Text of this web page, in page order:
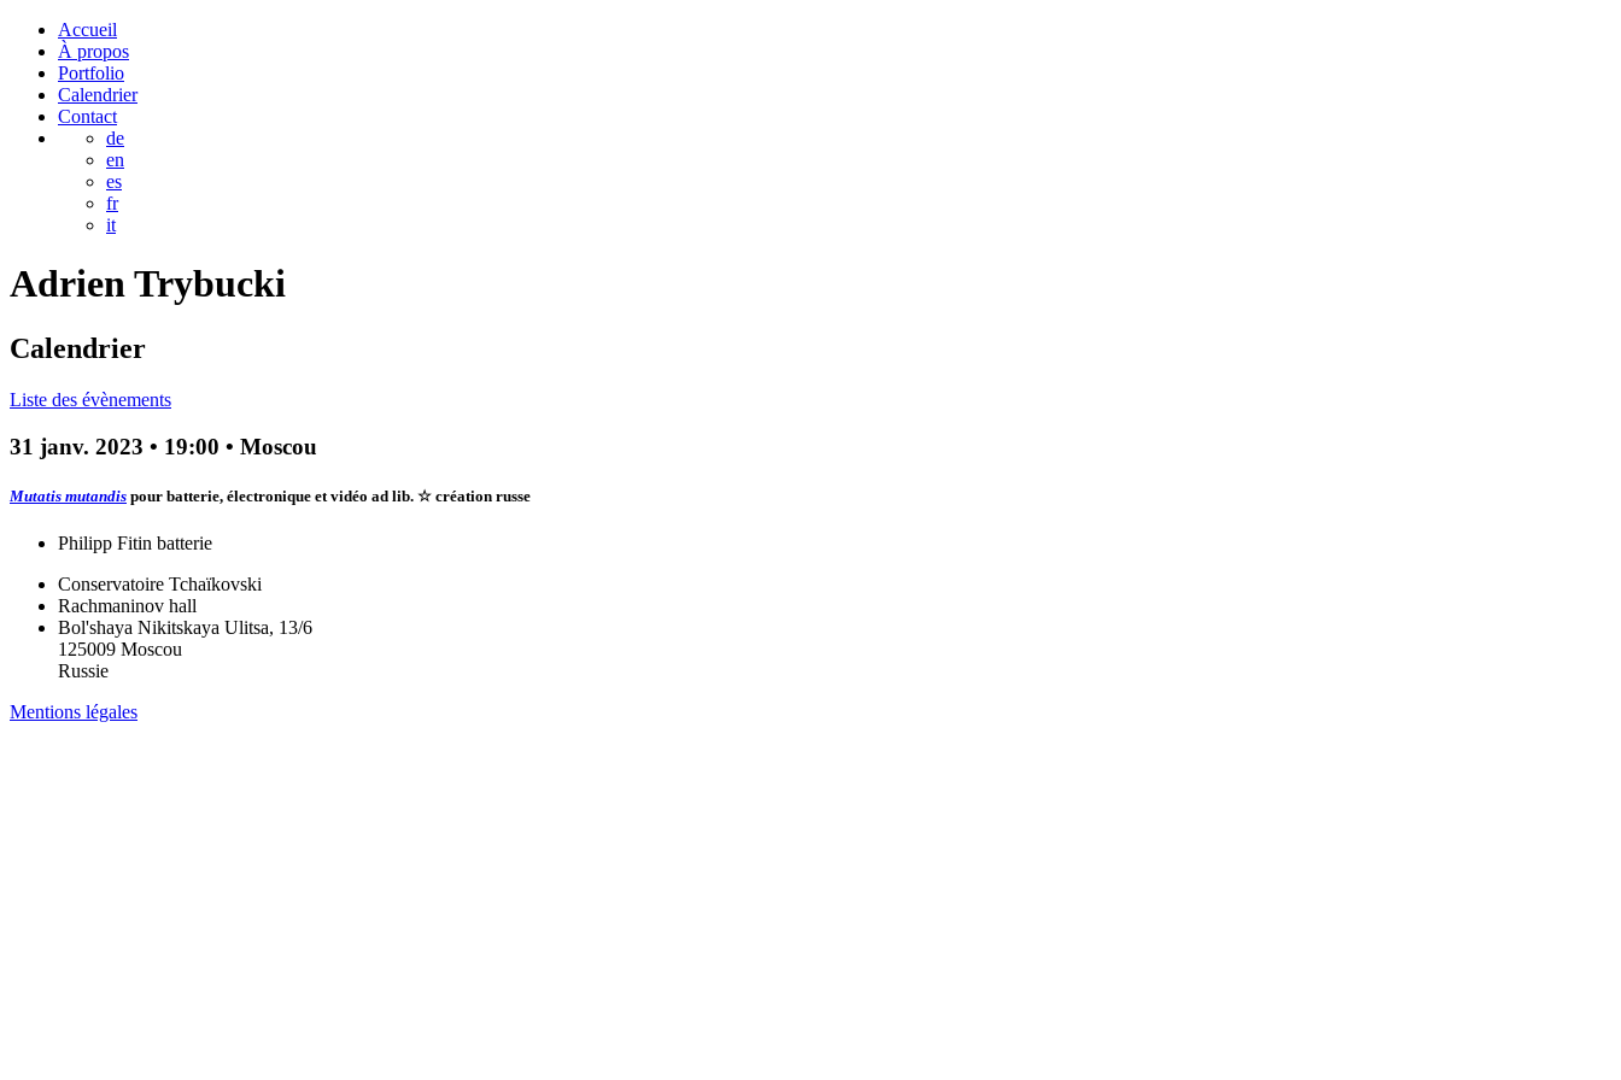
Accueil
À propos
Portfolio
Calendrier
Contact
de
en
es
fr
it
AdrienTrybucki
Calendrier
Liste des évènements
31 janv. 2023 • 19:00 • Moscou
Mutatis mutandis pour batterie, électronique et vidéo ad lib. ☆ création russe
Philipp Fitin batterie
Conservatoire Tchaïkovski
Rachmaninov hall
Bol'shaya Nikitskaya Ulitsa, 13/6
125009 Moscou
Russie
Mentions légales